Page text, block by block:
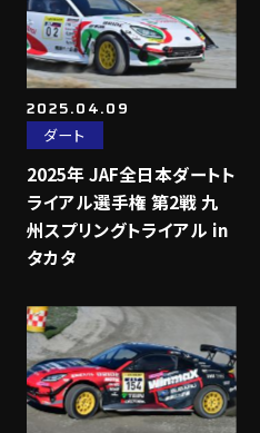
2025.04.09
ダート
2025年 JAF全日本ダートト
ライアル選手権 第2戦 九
州スプリングトライアル in
タカタ